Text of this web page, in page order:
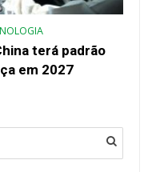
terá padrão
em 2027